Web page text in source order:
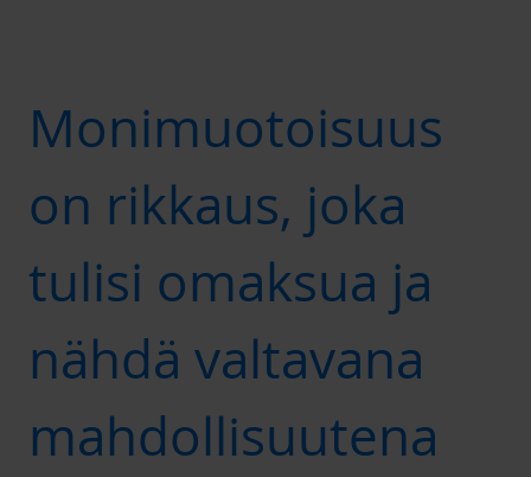
Monimuotoisuus
on rikkaus, joka
tulisi omaksua ja
nähdä valtavana
mahdollisuutena